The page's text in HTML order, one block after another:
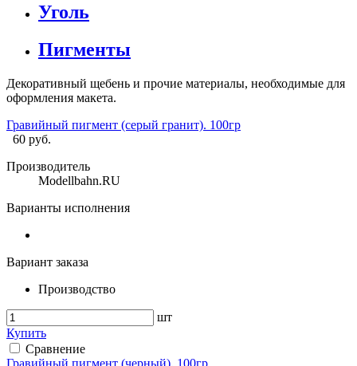
Уголь
Пигменты
Декоративный щебень и прочие материалы, необходимые для
оформления макета.
Гравийный пигмент (серый гранит). 100гр
60 руб.
Производитель
Modellbahn.RU
Варианты исполнения
Вариант заказа
Производство
шт
Купить
Сравнение
Гравийный пигмент (черный). 100гр